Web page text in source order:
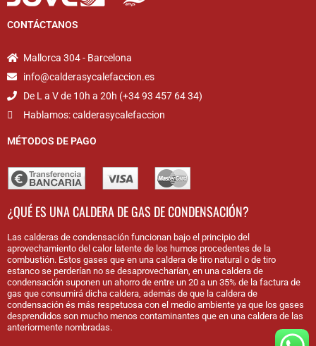
CONTÁCTANOS
Mallorca 304 - Barcelona
info@calderasycalefaccion.es
De L a V de 10h a 20h (+34 93 457 64 34)
Hablamos: calderasycalefaccion
MÉTODOS DE PAGO
¿QUÉ ES UNA CALDERA DE GAS DE CONDENSACIÓN?
Las calderas de condensación funcionan bajo el principio del
aprovechamiento del calor latente de los humos procedentes de la
combustión. Estos gases que en una caldera de tiro natural o de tiro
estanco se perderían no se desaprovecharían, en una caldera de
condensación suponen un ahorro de entre un 20 a un 35% de la factura de
gas que consumirá dicha caldera, además de que la caldera de
condensación és más respetuosa con el medio ambiente ya que los gases
desprendidos son mucho menos contaminantes que en una caldera de las
anteriormente nombradas.